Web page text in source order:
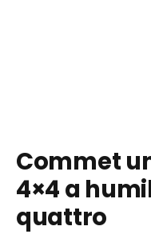
Commet
4×4 a
quattro